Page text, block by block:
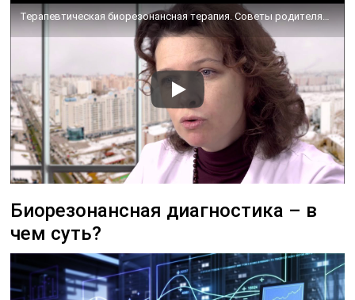
Биорезонансная диагностика – в
чем суть?